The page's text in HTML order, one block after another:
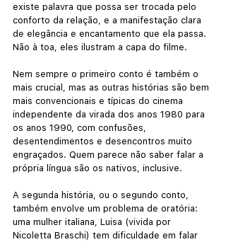
existe palavra que possa ser trocada pelo
conforto da relação, e a manifestação clara
de elegância e encantamento que ela passa.
Não à toa, eles ilustram a capa do filme.
Nem sempre o primeiro conto é também o
mais crucial, mas as outras histórias são bem
mais convencionais e típicas do cinema
independente da virada dos anos 1980 para
os anos 1990, com confusões,
desentendimentos e desencontros muito
engraçados. Quem parece não saber falar a
própria língua são os nativos, inclusive.
A segunda história, ou o segundo conto,
também envolve um problema de oratória:
uma mulher italiana, Luisa (vivida por
Nicoletta Braschi) tem dificuldade em falar